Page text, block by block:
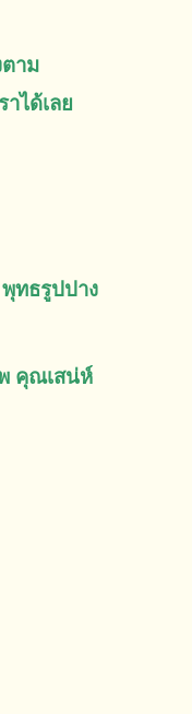
าม
ได้เลย
ทธรูปปาง
คุณเสน่ห์